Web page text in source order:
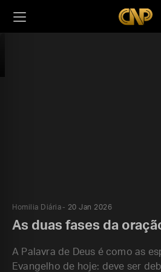
Homilia Diária 20 Jan 2026
As duas fases da
A Palavra de Deus é como as
Evangelho de hoje: deve ser